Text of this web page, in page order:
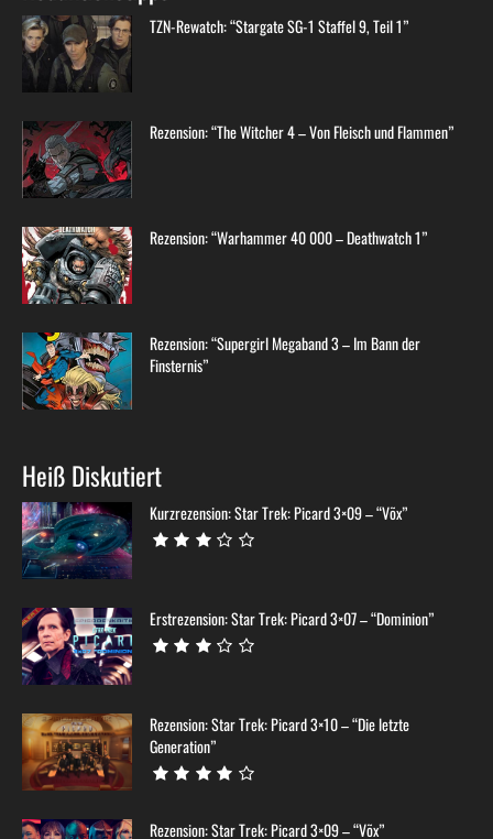
TZN-Rewatch: “Stargate SG-1 Staffel 9, Teil 1”
Rezension: “The Witcher 4 – Von Fleisch und Flammen”
Rezension: “Warhammer 40 000 – Deathwatch 1”
Rezension: “Supergirl Megaband 3 – Im Bann der
Finsternis”
Heiß Diskutiert
Kurzrezension: Star Trek: Picard 3×09 – “Võx”
Erstrezension: Star Trek: Picard 3×07 – “Dominion”
Rezension: Star Trek: Picard 3×10 – “Die letzte
Generation”
Rezension: Star Trek: Picard 3×09 – “Võx”